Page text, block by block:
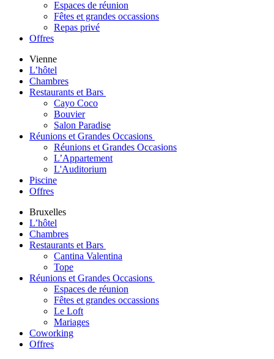
Espaces de réunion
Fêtes et grandes occassions
Repas privé
Offres
Vienne
L’hôtel
Chambres
Restaurants et Bars
Cayo Coco
Bouvier
Salon Paradise
Réunions et Grandes Occasions
Réunions et Grandes Occasions
L’Appartement
L'Auditorium
Piscine
Offres
Bruxelles
L’hôtel
Chambres
Restaurants et Bars
Cantina Valentina
Tope
Réunions et Grandes Occasions
Espaces de réunion
Fêtes et grandes occassions
Le Loft
Mariages
Coworking
Offres